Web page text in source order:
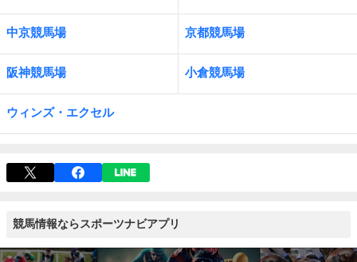
中京競馬場 京都競馬場
阪神競馬場 小倉競馬場
ウィンズ・エクセル
競馬情報ならスポーツナビアプリ